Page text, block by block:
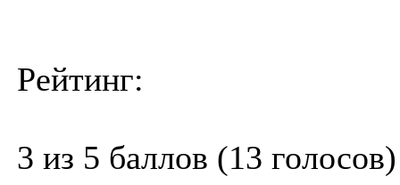
Рейтинг:
3 из 5 баллов (13 голосов)